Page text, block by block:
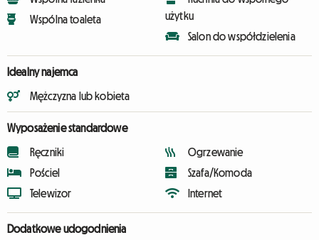
Wspólna toaleta
użytku
Salon do współdzielenia
Idealny najemca
Mężczyzna lub kobieta
Wyposażenie standardowe
Ręczniki
Pościel
Telewizor
Ogrzewanie
Szafa/Komoda
Internet
Dodatkowe udogodnienia